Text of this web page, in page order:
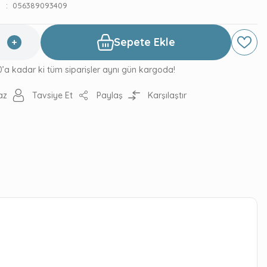
056389093409
Sepete Ekle
kadar ki tüm siparişler aynı gün kargoda!
Tavsiye Et Paylaş Karşılaştır